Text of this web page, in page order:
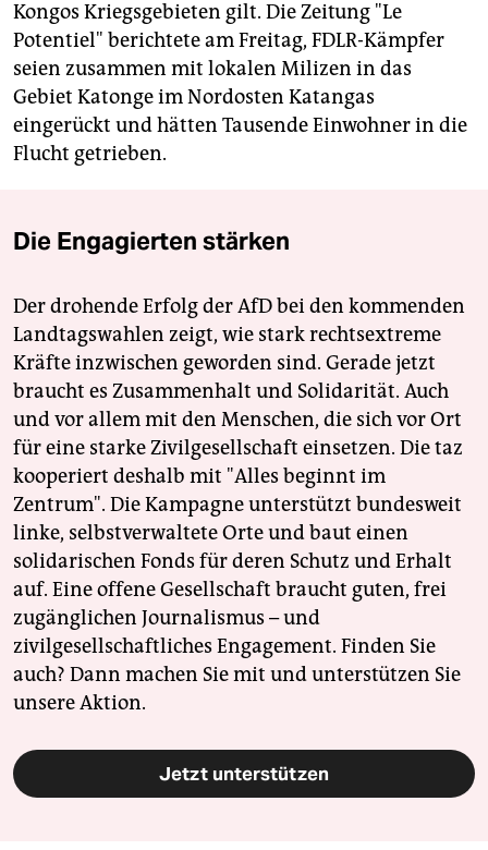
Kongos Kriegsgebieten gilt. Die Zeitung "Le
Potentiel" berichtete am Freitag, FDLR-Kämpfer
seien zusammen mit lokalen Milizen in das
Gebiet Katonge im Nordosten Katangas
eingerückt und hätten Tausende Einwohner in die
Flucht getrieben.
Die Engagierten stärken
Der drohende Erfolg der AfD bei den kommenden
Landtagswahlen zeigt, wie stark rechtsextreme
Kräfte inzwischen geworden sind. Gerade jetzt
braucht es Zusammenhalt und Solidarität. Auch
und vor allem mit den Menschen, die sich vor Ort
für eine starke Zivilgesellschaft einsetzen. Die taz
kooperiert deshalb mit "Alles beginnt im
Zentrum". Die Kampagne unterstützt bundesweit
linke, selbstverwaltete Orte und baut einen
solidarischen Fonds für deren Schutz und Erhalt
auf. Eine offene Gesellschaft braucht guten, frei
zugänglichen Journalismus – und
zivilgesellschaftliches Engagement. Finden Sie
auch? Dann machen Sie mit und unterstützen Sie
unsere Aktion.
Jetzt unterstützen